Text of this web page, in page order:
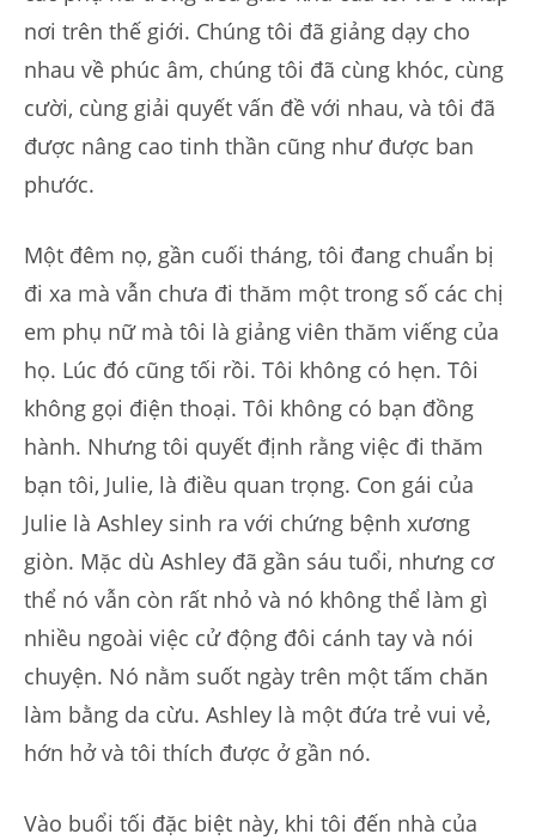
nơi trên thế giới. Chúng tôi đã giảng dạy cho
nhau về phúc âm, chúng tôi đã cùng khóc, cùng
cười, cùng giải quyết vấn đề với nhau, và tôi đã
được nâng cao tinh thần cũng như được ban
phước.
Một đêm nọ, gần cuối tháng, tôi đang chuẩn bị
đi xa mà vẫn chưa đi thăm một trong số các chị
em phụ nữ mà tôi là giảng viên thăm viếng của
họ. Lúc đó cũng tối rồi. Tôi không có hẹn. Tôi
không gọi điện thoại. Tôi không có bạn đồng
hành. Nhưng tôi quyết định rằng việc đi thăm
bạn tôi, Julie, là điều quan trọng. Con gái của
Julie là Ashley sinh ra với chứng bệnh xương
giòn. Mặc dù Ashley đã gần sáu tuổi, nhưng cơ
thể nó vẫn còn rất nhỏ và nó không thể làm gì
nhiều ngoài việc cử động đôi cánh tay và nói
chuyện. Nó nằm suốt ngày trên một tấm chăn
làm bằng da cừu. Ashley là một đứa trẻ vui vẻ,
hớn hở và tôi thích được ở gần nó.
Vào buổi tối đặc biệt này, khi tôi đến nhà của